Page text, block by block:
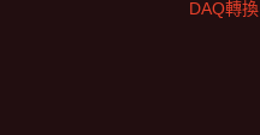
DAQ轉換